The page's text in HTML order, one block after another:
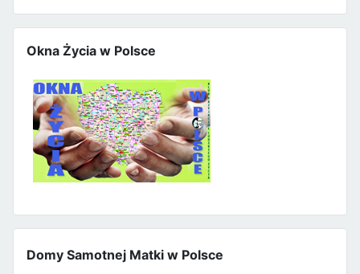
Okna Życia w Polsce
Domy Samotnej Matki w Polsce